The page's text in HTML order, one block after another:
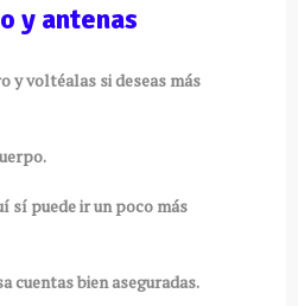
y antenas
y voltéalas si deseas más
sí puede ir un poco más
cuentas bien aseguradas.